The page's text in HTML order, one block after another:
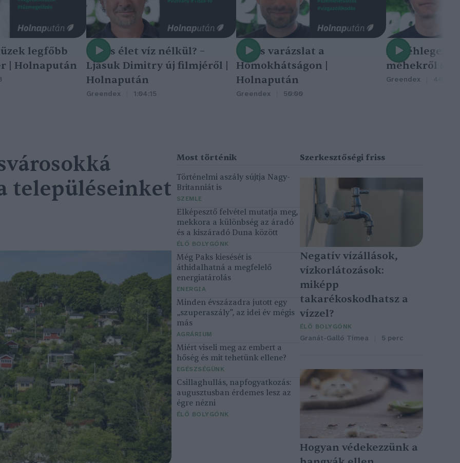
legfőbb
| Holnapután
Nincs élet víz nélkül? –
Ljasuk Dimitry új filmjéről |
Holnapután
Greendex 1:04:15
Nincs varázslat a
Homokhátságon |
Holnapután
Greendex 50:00
A méhlegelő
méhekről
Greendex
településeinket Történelmi aszály sújtja Nagy-
Britanniát is
SZEMLE
Elképesztő felvétel mutatja meg,
mekkora a különbség az áradó
és a kiszáradó Duna között
ÉLŐ BOLYGÓNK
Még Paks kiesését is
áthidalhatná a megfelelő
energiatárolás
ENERGIA
Minden évszázadra jutott egy
„szuperaszály”, az idei év mégis
más
AGRÁRIUM
Miért viseli meg az embert a
hőség és mit tehetünk ellene?
EGÉSZSÉGÜNK
Csillaghullás, napfogyatkozás:
augusztusban érdemes lesz az
égre nézni
ÉLŐ BOLYGÓNK
Negatív vízállások,
vízkorlátozások:
miképp
takarékoskodhatsz a
vízzel?
ÉLŐ BOLYGÓNK
Granát-Galló Tímea 5 perc
Hogyan védekezzünk a